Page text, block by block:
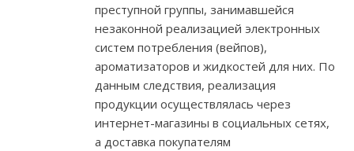
преступной группы, занимавшейся
незаконной реализацией электронных
систем потребления (вейпов),
ароматизаторов и жидкостей для них. По
данным следствия, реализация
продукции осуществлялась через
интернет-магазины в социальных сетях,
а доставка покупателям